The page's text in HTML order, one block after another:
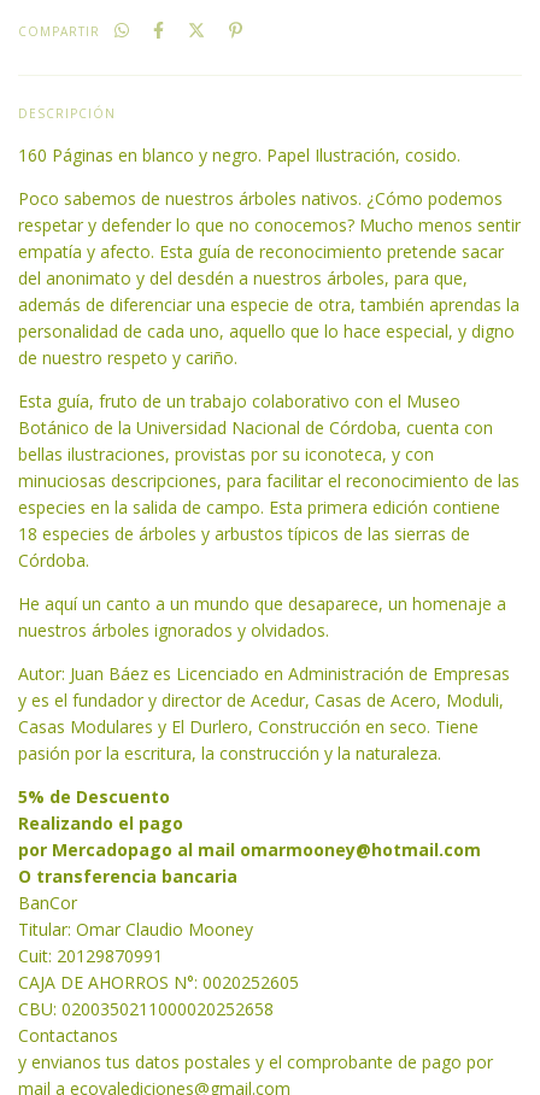
COMPARTIR
DESCRIPCIÓN
160 Páginas en blanco y negro. Papel Ilustración, cosido.
Poco sabemos de nuestros árboles nativos. ¿Cómo podemos
respetar y defender lo que no conocemos? Mucho menos sentir
empatía y afecto. Esta guía de reconocimiento pretende sacar
del anonimato y del desdén a nuestros árboles, para que,
además de diferenciar una especie de otra, también aprendas la
personalidad de cada uno, aquello que lo hace especial, y digno
de nuestro respeto y cariño.
Esta guía, fruto de un trabajo colaborativo con el Museo
Botánico de la Universidad Nacional de Córdoba, cuenta con
bellas ilustraciones, provistas por su iconoteca, y con
minuciosas descripciones, para facilitar el reconocimiento de las
especies en la salida de campo. Esta primera edición contiene
18 especies de árboles y arbustos típicos de las sierras de
Córdoba.
He aquí un canto a un mundo que desaparece, un homenaje a
nuestros árboles ignorados y olvidados.
Autor: Juan Báez es Licenciado en Administración de Empresas
y es el fundador y director de Acedur, Casas de Acero, Moduli,
Casas Modulares y El Durlero, Construcción en seco. Tiene
pasión por la escritura, la construcción y la naturaleza.
5% de Descuento
Realizando el pago
por Mercadopago al mail omarmooney@hotmail.com
O transferencia bancaria
BanCor
Titular: Omar Claudio Mooney
Cuit: 20129870991
CAJA DE AHORROS N°: 0020252605
CBU: 0200350211000020252658
Contactanos
y envianos tus datos postales y el comprobante de pago por
mail a ecovalediciones@gmail.com